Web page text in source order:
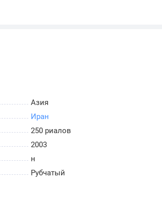
Азия
Иран
250 риалов
2003
н
Рубчатый